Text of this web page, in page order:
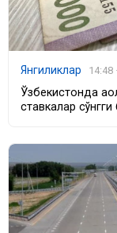
Янгиликлар 14:48
Ўзбекистонда
ставкалар